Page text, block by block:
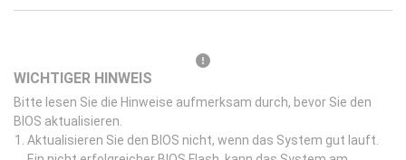
WICHTIGER HINWEIS
Bitte lesen Sie die Hinweise aufmerksam durch, bevor Sie den
BIOS aktualisieren.
Aktualisieren Sie den BIOS nicht, wenn das System gut lauft.